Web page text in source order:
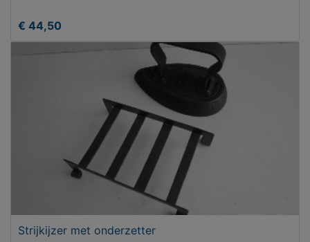
€ 44,50
Strijkijzer met onderzetter